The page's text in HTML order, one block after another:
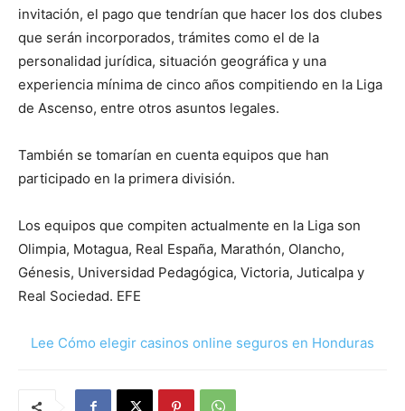
invitación, el pago que tendrían que hacer los dos clubes
que serán incorporados, trámites como el de la
personalidad jurídica, situación geográfica y una
experiencia mínima de cinco años compitiendo en la Liga
de Ascenso, entre otros asuntos legales.
También se tomarían en cuenta equipos que han
participado en la primera división.
Los equipos que compiten actualmente en la Liga son
Olimpia, Motagua, Real España, Marathón, Olancho,
Génesis, Universidad Pedagógica, Victoria, Juticalpa y
Real Sociedad. EFE
Lee Cómo elegir casinos online seguros en Honduras